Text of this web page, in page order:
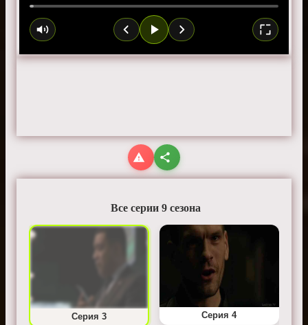
Все серии 9 сезона
Серия 3 Серия 4